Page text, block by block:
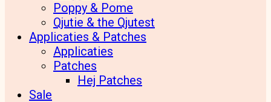
Poppy & Pome
Qjutie & the Qjutest
Applicaties & Patches
Applicaties
Patches
Hej Patches
Sale